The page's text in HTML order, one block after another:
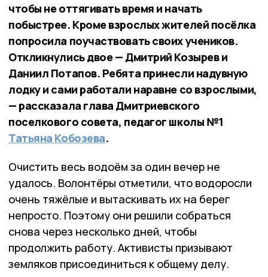
чтобы не оттягивать время и начать
побыстрее. Кроме взрослых жителей посёлка
попросила поучаствовать своих учеников.
Откликнулись двое — Дмитрий Козырев и
Даниил Потапов. Ребята принесли надувную
лодку и сами работали наравне со взрослыми,
— рассказала глава Дмитриевского
поселкового совета, педагог школы №1
Татьяна Кобозева.
Очистить весь водоём за один вечер не
удалось. Волонтёры отметили, что водоросли
очень тяжёлые и вытаскивать их на берег
непросто. Поэтому они решили собраться
снова через несколько дней, чтобы
продолжить работу. Активисты призывают
земляков присоединиться к общему делу.